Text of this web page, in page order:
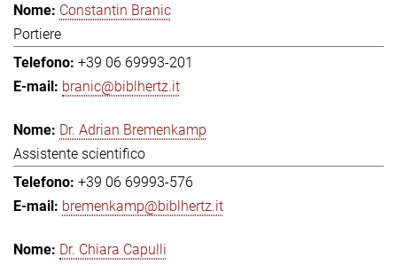
Constantin Branic
Portiere
+39 06 69993-201
branic@biblhertz.it
Dr. Adrian Bremenkamp
Assistente scientifico
+39 06 69993-576
bremenkamp@biblhertz.it
Dr. Chiara Capulli